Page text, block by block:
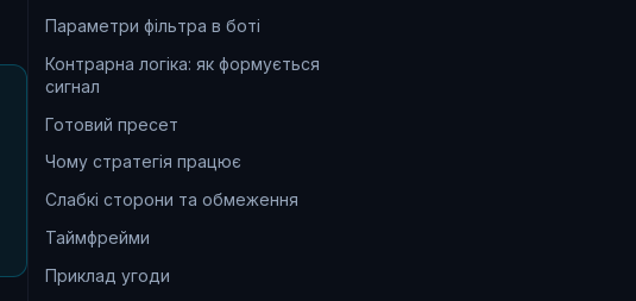
Параметри фільтра в боті
Контрарна логіка: як формується
сигнал
Готовий пресет
Чому стратегія працює
Слабкі сторони та обмеження
Таймфрейми
Приклад угоди